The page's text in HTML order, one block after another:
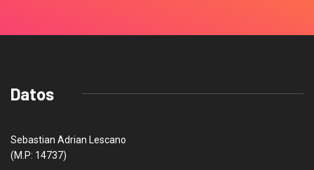
Datos
Sebastian Adrian Lescano
(M.P: 14737)